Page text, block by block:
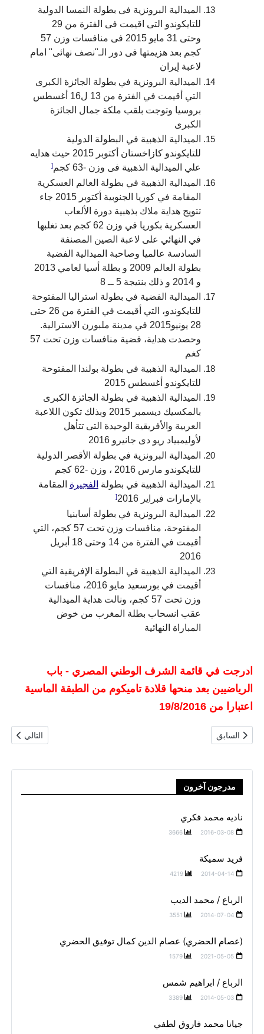
الميدالية البرونزية فى بطولة النمسا الدولية
للتايكوندو التى اقيمت فى الفترة من 29
وحتى 31 مايو 2015 فى منافسات وزن 57
كجم بعد هزيمتها فى دور الـ"نصف نهائى" امام
لاعبة إيران
الميدالية البرونزية في بطولة الجائزة الكبرى
التي أقيمت في الفترة من 13 ل16 أغسطس
بروسيا وتوجت بلقب ملكة جمال الجائزة
الكبرى
الميدالية الذهبية في البطولة الدولية
للتايكوندو كازاخستان أكتوبر 2015 حيث هدايه
علي الميدالية الذهبية فى وزن -63 كجم
[
الميدالية الذهبية في بطولة العالم العسكرية
المقامة في كوريا الجنوبية أكتوبر 2015 جاء
تتويج هداية ملاك بذهبية دورة الألعاب
العسكرية بكوريا في وزن 62 كجم بعد تغلبها
في النهائي على لاعبة الصين المصنفة
السادسة عالميا وصاحبة الميدالية الفضية
بطولة العالم 2009 و بطلة أسيا لعامي 2013
و 2014 و ذلك بنتيجة 5 ــ 8
الميدالية الفضية في بطولة استراليا المفتوحة
للتايكوندو، التي أقيمت في الفترة من 26 حتى
28 يونيو2015 في مدينة ملبورن الاسترالية.
وحصدت هداية، فضية منافسات وزن تحت 57
كغم
الميدالية الذهبية في بطولة بولندا المفتوحة
للتايكوندو أغسطس 2015
الميدالية الذهبية في بطولة الجائزة الكبرى
بالمكسيك ديسمبر 2015 وبذلك تكون اللاعبة
العربية والأفريقية الوحيدة التى تتأهل
لأوليمبياد ريو دى جانيرو 2016
الميدالية البرونزية في بطولة الأقصر الدولية
للتايكوندو مارس 2016 ، وزن -62 كجم
الميدالية الذهبية في بطولة الفجيرة المقامة
بالإمارات فبراير 2016
[
الميدالية البرونزية في بطولة أسابنيا
المفتوحة، منافسات وزن تحت 57 كجم، التي
أقيمت في الفترة من 14 وحتى 18 أبريل
2016
الميدالية الذهبية في البطولة الإفريقية التي
أقيمت في بورسعيد مايو 2016، منافسات
وزن تحت 57 كجم، ونالت هداية الميدالية
عقب انسحاب بطلة المغرب من خوض
المباراة النهائية
ادرجت في قائمة الشرف الوطني المصري - باب
الرياضيين بعد منحها قلادة تاميكوم من الطبقة الماسية
اعتبارا من 19/8/2016
المقال السابق: محمد إيهاب يوسف أحمد محمود (محمد ايهاب)
السابق المقال
التالي
مدرجون آخرون
ناديه محمد فكري
2016-03-08
3666
فريد سميكة
2014-04-14
4219
الرباع / محمد الديب
2014-07-04
3551
(عصام الحضري) عصام الدين كمال توفيق الحضري
2021-05-05
1579
الرباع / ابراهيم شمس
2014-05-03
3389
جيانا محمد فاروق لطفي